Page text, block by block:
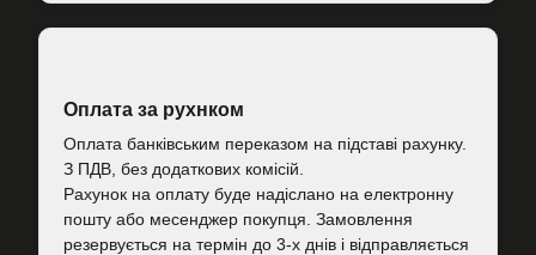
Оплата за рухнком
Оплата банківським переказом на підставі рахунку.
З ПДВ, без додаткових комісій.
Рахунок на оплату буде надіслано на електронну
пошту або месенджер покупця. Замовлення
резервується на термін до 3-х днів і відправляється